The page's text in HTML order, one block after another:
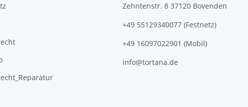
Zehntenstr. 8 37120 Bovenden
+49 55129340077 (Festnetz)
+49 16097022901 (Mobil)
info@tortana.de